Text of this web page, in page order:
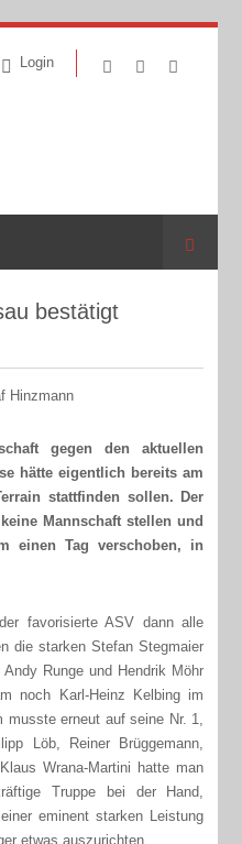
Login
Suche
bestätigt
Hinzmann
gegen den aktuellen
hätte eigentlich bereits am
stattfinden sollen. Der
Mannschaft stellen und
einen Tag verschoben, in
favorisierte ASV dann alle
die starken Stefan Stegmaier
Runge und Hendrik Möhr
noch Karl-Heinz Kelbing im
erneut auf seine Nr. 1,
Löb, Reiner Brüggemann,
Wrana-Martini hatte man
Truppe bei der Hand,
eminent starken Leistung
etwas auszurichten.